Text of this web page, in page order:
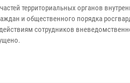
территориальных органов
и общественного порядка
сотрудников